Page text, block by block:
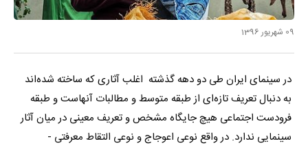
09 شهریور 1396
در سینمای ایران طی دو دهه گذشته اغلب آثاری که ساخته شده‌اند
به دنبال تعریف تازه‌ای از طبقه متوسط و مطالبات آنهاست و طبقه
فرودست اجتماعی هیچ جایگاه مشخص و تعریف معینی در میان آثار
سینمایی ندارد. در واقع نوعی اعوجاج و نوعی التقاط معرفتی -